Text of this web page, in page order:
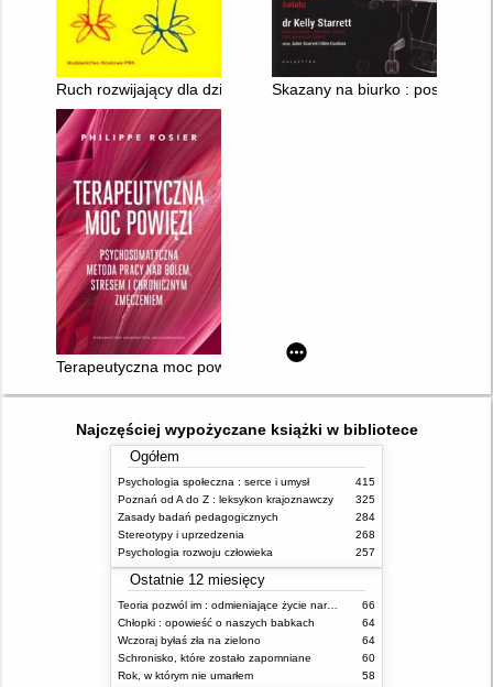
Ruch rozwijający dla dzieci Skazany na biurko : postaw
Terapeutyczna moc powięzi : psychosomatyczna metoda
Najczęściej wypożyczane książki w bibliotece
Ogółem
Psychologia społeczna : serce i umysł
415
Poznań od A do Z : leksykon krajoznawczy
325
Zasady badań pedagogicznych
284
Stereotypy i uprzedzenia
268
Psychologia rozwoju człowieka
257
Ostatnie 12 miesięcy
Teoria pozwól im : odmieniające życie narzędzie, o którym mówią miliony ludzi
66
Chłopki : opowieść o naszych babkach
64
Wczoraj byłaś zła na zielono
64
Schronisko, które zostało zapomniane
60
Rok, w którym nie umarłem
58